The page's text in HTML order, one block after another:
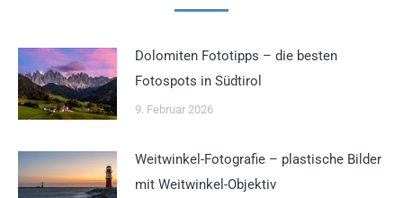
Dolomiten Fototipps – die besten
Fotospots in Südtirol
9. Februar 2026
Weitwinkel-Fotografie – plastische Bilder
mit Weitwinkel-Objektiv